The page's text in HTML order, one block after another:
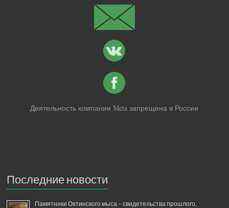
Деятельность компании Meta запрещена в России
Последние новости
Памятники Охтинского мыса – свидетельства прошлого,